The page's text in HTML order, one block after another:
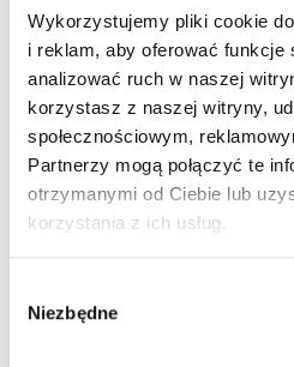
Wykorzystujemy pliki cookie
i reklam, aby oferować funkcje
analizować ruch w naszej
korzystasz z naszej witryny,
społecznościowym,
Partnerzy mogą połączyć te
otrzymanymi od Ciebie lub
korzystania z ich usług.
zgody
Niezbędne
Hasło *
Zaloguj się